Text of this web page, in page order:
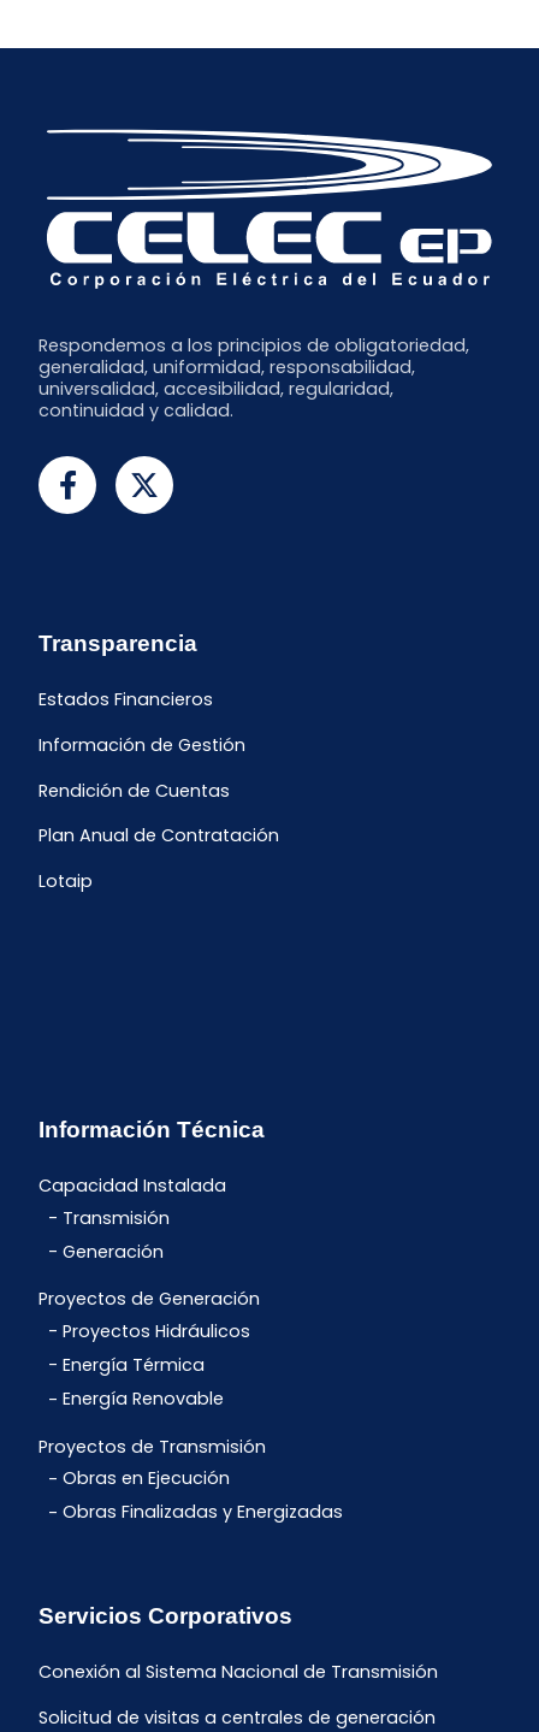
Respondemos a los principios de obligatoriedad,
generalidad, uniformidad, responsabilidad,
universalidad, accesibilidad, regularidad,
continuidad y calidad.
Transparencia
Estados Financieros
Información de Gestión
Rendición de Cuentas
Plan Anual de Contratación
Lotaip
Información Técnica
Capacidad Instalada
Transmisión
Generación
Proyectos de Generación
Proyectos Hidráulicos
Energía Térmica
Energía Renovable
Proyectos de Transmisión
Obras en Ejecución
Obras Finalizadas y Energizadas
Servicios Corporativos
Conexión al Sistema Nacional de Transmisión
Solicitud de visitas a centrales de generación